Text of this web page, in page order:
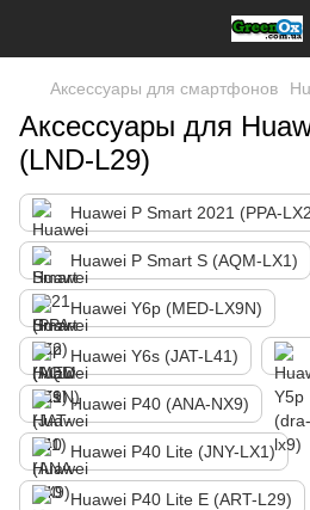
Аксессуары для смартфонов
Аксессуары для
(LND-L29)
Huawei P Smart 2021 (PPA-
Huawei P Smart S (AQM-LX1)
Huawei Y6p (MED-LX9N)
Huawei Y6s (JAT-L41)
Huawei P40 (ANA-NX9)
Huawei P40 Lite (JNY-LX1)
Huawei P40 Lite E (ART-L29)